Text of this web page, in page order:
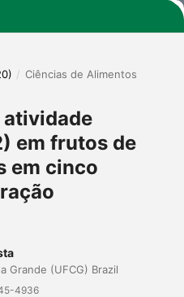
/ Ciências de Alimentos
atividade
em frutos de
em cinco
Grande (UFCG) Brazil
4936